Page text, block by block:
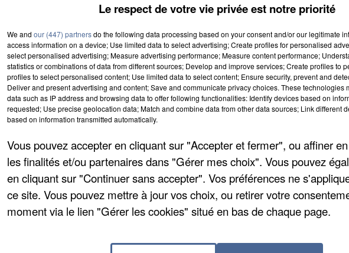
du2 novembre 2016 à 8h00
au2 novembre 2016 à 18h59
1, rue de l&#039;étang / Parc culturel de Rentilly
77600 Bussy-Saint-Martin
Le respect de votre vie privée est notre priorité
We and our (447) partnersdo the following data processing based on your consent and/or our legitimate
access information on a device; Use limited data to select advertising; Create profiles for personalised
select personalised advertising; Measure advertising performance; Measure content performance;
statistics or combinations of data from different sources; Develop and improve services; Create profiles to
profiles to select personalised content; Use limited data to select content; Ensure security, prevent and
Deliver and present advertising and content; Save and communicate privacy choices. These technologies
data such as IP address and browsing data to offer following functionalities: Identify devices based on
requested; Use precise geolocation data; Match and combine data from other data sources; Link different
based on information transmitted automatically.
Vous pouvez accepter en cliquant sur "Accepter et fermer", ou affiner
les finalités et/ou partenaires dans "Gérer mes choix". Vous pouvez
en cliquant sur "Continuer sans accepter". Vos préférences ne
ce site. Vous pouvez mettre à jour vos choix, ou retirer votre
moment via le lien "Gérer les cookies" situé en bas de chaque page.